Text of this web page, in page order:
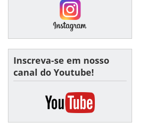
Inscreva-se em nosso
canal do Youtube!